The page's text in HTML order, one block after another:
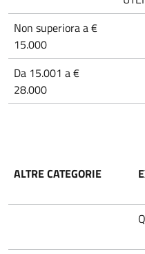
Non superiora a €
15.000
€
Da 15.001 a €
28.000
€
ALTRE CATEGORIE